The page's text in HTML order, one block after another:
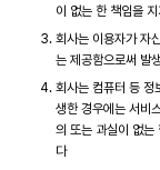
이 없는 한 책임을
회사는 이용자가 자
는 제공함으로써 발
회사는 컴퓨터 등 정
생한 경우에는 서비
의 또는 과실이 없는
다